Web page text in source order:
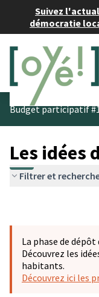
Suivez
démocratie
Budget participatif
Les idées
Filtrer et
La phase de
Découvrez les
habitants.
Découvrez ici les